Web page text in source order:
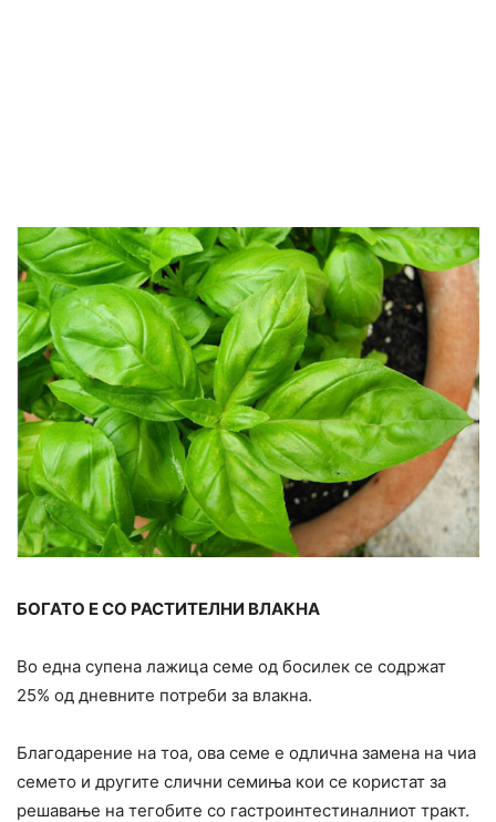
БОГАТО Е СО РАСТИТЕЛНИ ВЛАКНА
Во една супена лажица семе од босилек се содржат
25% од дневните потреби за влакна.
Благодарение на тоа, ова семе е одлична замена на чиа
семето и другите слични семиња кои се користат за
решавање на тегобите со гастроинтестиналниот тракт.